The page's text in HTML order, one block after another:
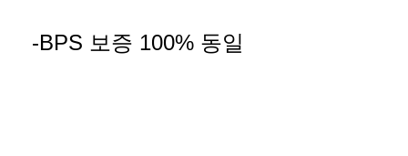
-BPS 보증 100% 동일